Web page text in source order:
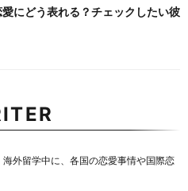
にどう表れる？チェックしたい彼
外留学中に、各国の恋愛事情や国際恋